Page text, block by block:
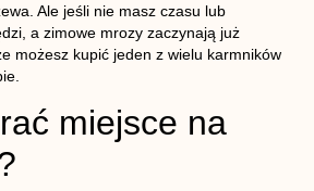
Ale jeśli nie masz czasu lub
a zimowe mrozy zaczynają już
możesz kupić jeden z wielu karmników
miejsce na